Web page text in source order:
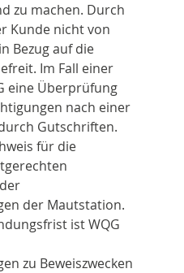
zu machen. Durch
Kunde nicht von
Bezug auf die
Im Fall einer
eine Überprüfung
nach einer
Gutschriften.
für die
der Mautstation.
ist WQG
zu Beweiszwecken